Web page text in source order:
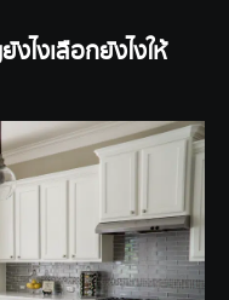
ไงเลือกยังไงให้